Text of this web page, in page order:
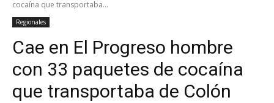
cocaína que transportaba...
Regionales
Cae en El Progreso hombre
con 33 paquetes de cocaína
que transportaba de Colón